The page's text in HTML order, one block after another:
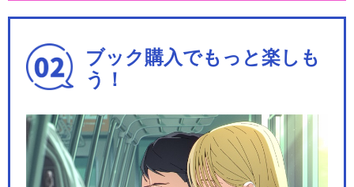
ズ20）
きかんしゃトーマス（シリー
ズ21）
ブック購入でもっと楽しも
う！